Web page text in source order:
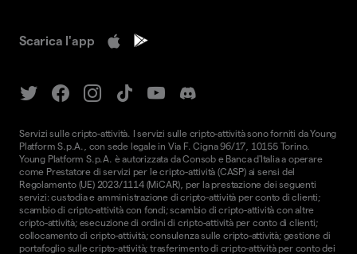
Scarica l'app
Servizi sulle cripto-attività. I servizi sulle cripto-attività sono forniti da Young
Platform S.p.A., con sede legale in Via F. Cigna 96/17, 10155 Torino.
Young Platform S.p.A. è autorizzata da Consob e Banca d'Italia a operare
come Prestatore di servizi per le cripto-attività (CASP) ai sensi del
Regolamento (UE) 2023/1114 (MiCAR), per la prestazione dei seguenti
servizi: custodia e amministrazione di cripto-attività per conto di clienti;
scambio di cripto-attività con fondi; scambio di cripto-attività con altre
cripto-attività; esecuzione di ordini di cripto-attività per conto di clienti;
collocamento di cripto-attività; consulenza sulle cripto-attività; gestione di
portafoglio sulle cripto-attività; trasferimento di cripto-attività per conto dei